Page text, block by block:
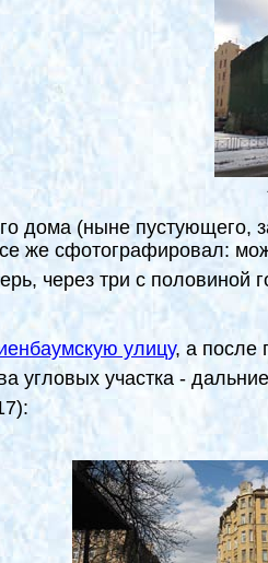
дома (ныне
же сфотографировал:
через три с половиной
улицу, а после
угловых участка -